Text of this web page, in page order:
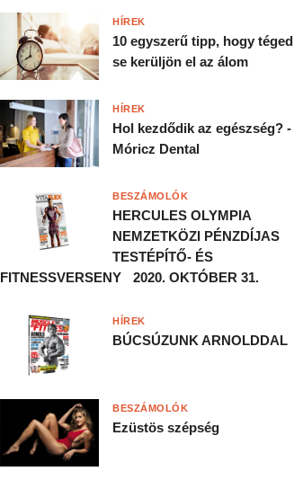
10 egyszerű tipp, hogy téged
se kerüljön el az álom
HÍREK
Hol kezdődik az egészség? -
Móricz Dental
HÍREK
HERCULES OLYMPIA
NEMZETKÖZI PÉNZDÍJAS
TESTÉPÍTŐ- ÉS
FITNESSVERSENY 2020. OKTÓBER 31.
BESZÁMOLÓK
BÚCSÚZUNK ARNOLDDAL
HÍREK
Ezüstös szépség
BESZÁMOLÓK